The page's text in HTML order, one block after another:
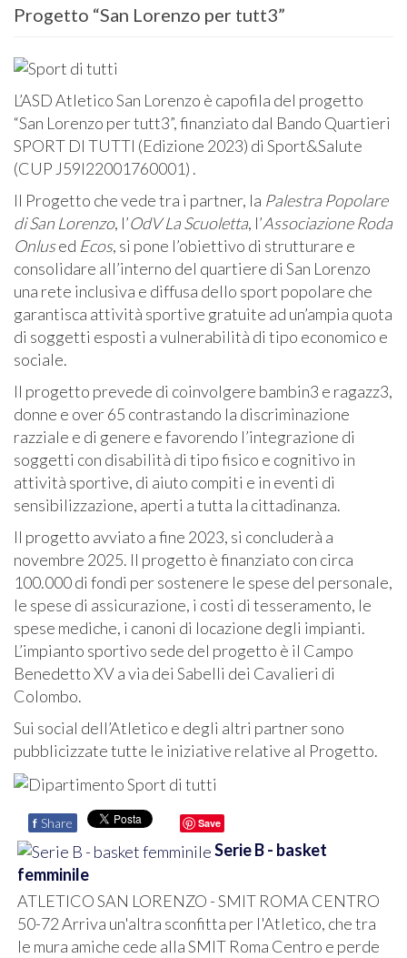
Progetto “San Lorenzo per tutt3”
L’ASD Atletico San Lorenzo è capofila del progetto
“San Lorenzo per tutt3”, finanziato dal Bando Quartieri
SPORT DI TUTTI (Edizione 2023) di Sport&Salute
(CUP J59I22001760001) .
Il Progetto che vede tra i partner, la Palestra Popolare
di San Lorenzo, l’OdV La Scuoletta, l’Associazione Roda
Onlused Ecos, si pone l’obiettivo di strutturare e
consolidare all’interno del quartiere di San Lorenzo
una rete inclusiva e diffusa dello sport popolare che
garantisca attività sportive gratuite ad un’ampia quota
di soggetti esposti a vulnerabilità di tipo economico e
sociale.
Il progetto prevede di coinvolgere bambin3 e ragazz3,
donne e over 65 contrastando la discriminazione
razziale e di genere e favorendo l’integrazione di
soggetti con disabilità di tipo fisico e cognitivo in
attività sportive, di aiuto compiti e in eventi di
sensibilizzazione, aperti a tutta la cittadinanza.
Il progetto avviato a fine 2023, si concluderà a
novembre 2025. Il progetto è finanziato con circa
100.000 di fondi per sostenere le spese del personale,
le spese di assicurazione, i costi di tesseramento, le
spese mediche, i canoni di locazione degli impianti.
L’impianto sportivo sede del progetto è il Campo
Benedetto XV a via dei Sabelli dei Cavalieri di
Colombo.
Sui social dell’Atletico e degli altri partner sono
pubblicizzate tutte le iniziative relative al Progetto.
f Share Save
Serie B - basket
femminile
ATLETICO SAN LORENZO - SMIT ROMA CENTRO
50-72 Arriva un'altra sconfitta per l'Atletico, che tra
le mura amiche cede alla SMIT Roma Centro e perde